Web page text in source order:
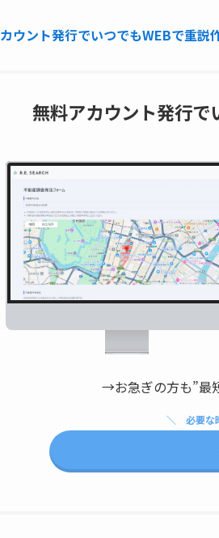
ウント発行でいつでもWEBで重説
無料アカウント発行で
→お急ぎの方も”最
必要な